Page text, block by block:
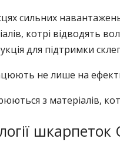
сильних
котрі відводять
для підтримки
не лише на
з матеріалів,
шкарпеток